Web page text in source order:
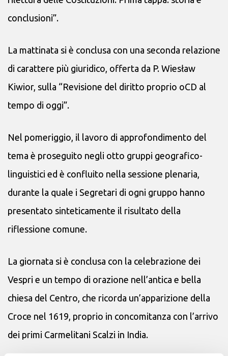
conclusioni”.
La mattinata si è conclusa con una seconda relazione
di carattere più giuridico, offerta da P. Wiesław
Kiwior, sulla “Revisione del diritto proprio oCD al
tempo di oggi”.
Nel pomeriggio, il lavoro di approfondimento del
tema è proseguito negli otto gruppi geografico-
linguistici ed è confluito nella sessione plenaria,
durante la quale i Segretari di ogni gruppo hanno
presentato sinteticamente il risultato della
riflessione comune.
La giornata si è conclusa con la celebrazione dei
Vespri e un tempo di orazione nell’antica e bella
chiesa del Centro, che ricorda un’apparizione della
Croce nel 1619, proprio in concomitanza con l’arrivo
dei primi Carmelitani Scalzi in India.